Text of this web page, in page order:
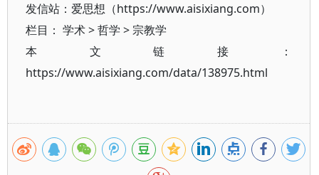
发信站：爱思想（https://www.aisixiang.com）
栏目： 学术>哲学 >宗教学
本文链接：
https://www.aisixiang.com/data/138975.html